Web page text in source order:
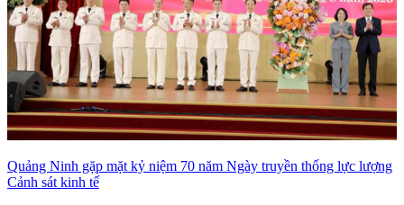
Quảng Ninh gặp mặt kỷ niệm 70 năm Ngày truyền thống lực lượng
Cảnh sát kinh tế